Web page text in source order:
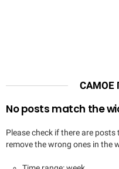
САМОЕ
No posts match the
Please check if there are
remove the wrong ones in the